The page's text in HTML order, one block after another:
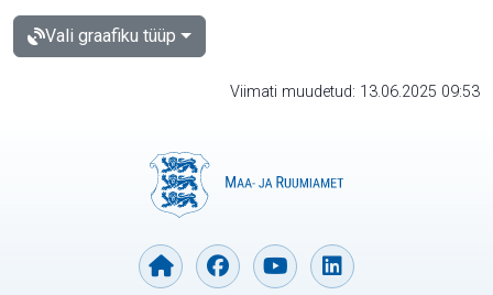
Vali graafiku tüüp
Viimati muudetud: 13.06.2025 09:53